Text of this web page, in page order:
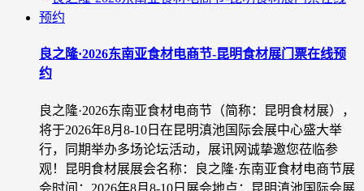
良之隆·2026东南亚食材电商节-昆明食材展门票在线预
约
良之隆·2026东南亚食材电商节（简称：昆明食材展），
将于2026年8月8-10日在昆明滇池国际会展中心盛大举
行，同期举办多场论坛活动，展讯网诚挚邀您莅临参
观！昆明食材展展会名称：良之隆·东南亚食材电商节展
会时间：2026年8月8-10日展会地点：昆明滇池国际会展